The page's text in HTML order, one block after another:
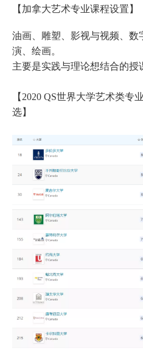
【加拿大艺术专业课程设置】
油画、雕塑、影视与视频、数
演、绘画。
主要是实践与理论想结合的授
【2020 QS世界大学艺术类
选】